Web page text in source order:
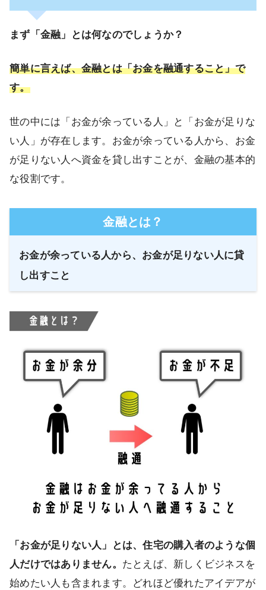
まず「金融」とは何なのでしょうか？
簡単に言えば、金融とは「お金を融通すること」で
す。
世の中には「お金が余っている人」と「お金が足りな
い人」が存在します。お金が余っている人から、お金
が足りない人へ資金を貸し出すことが、金融の基本的
な役割です。
金融とは？
お金が余っている人から、お金が足りない人に貸
し出すこと
「お金が足りない人」とは、住宅の購入者のような個
人だけではありません。 たとえば、新しくビジネスを
始めたい人も含まれます。どれほど優れたアイデアが